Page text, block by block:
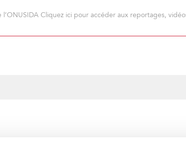
l’ONUSIDA Cliquez ici pour accéder aux reportages,